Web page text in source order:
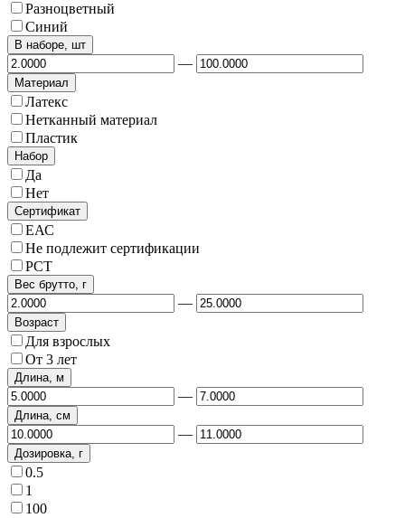
Разноцветный
Синий
В наборе, шт
—
Материал
Латекс
Нетканный материал
Пластик
Набор
Да
Нет
Сертификат
ЕАС
Не подлежит сертификации
РСТ
Вес брутто, г
—
Возраст
Для взрослых
От 3 лет
Длина, м
—
Длина, см
—
Дозировка, г
0.5
1
100